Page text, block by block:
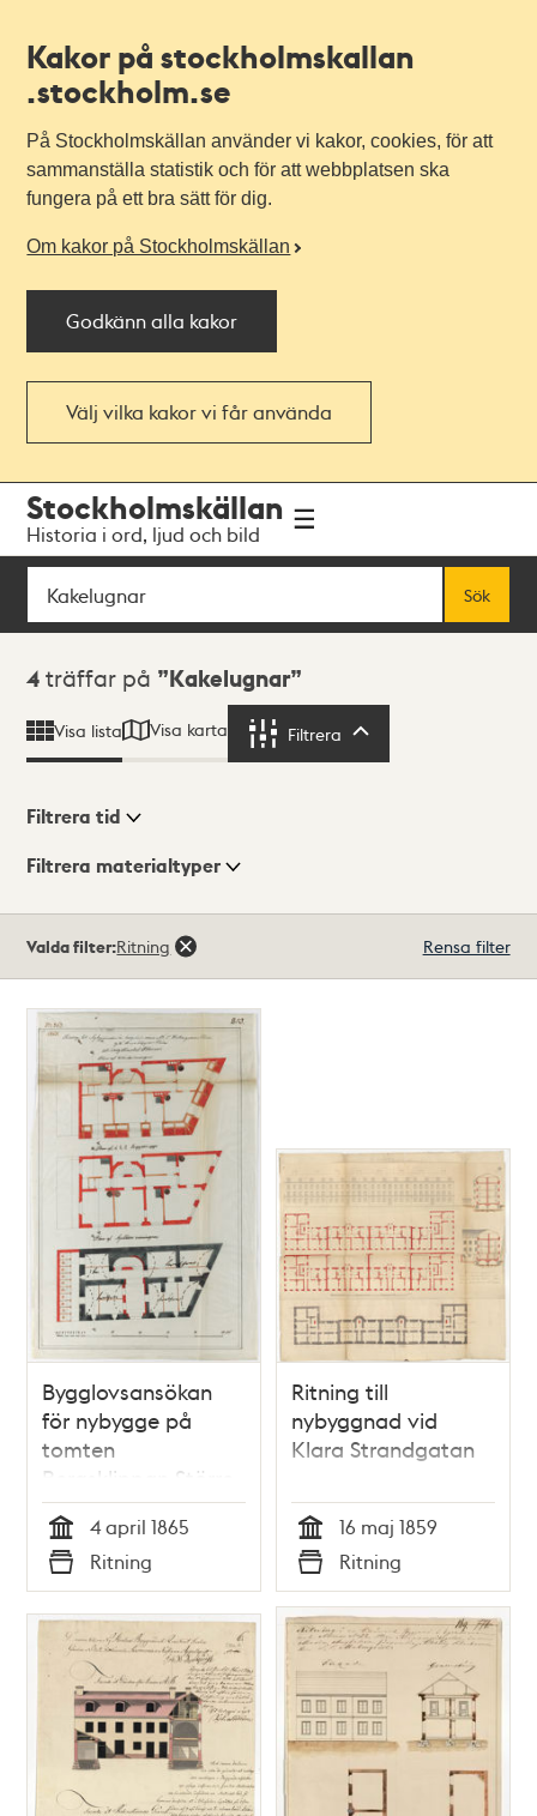
Kakor på stockholmskallan
.stockholm.se
På Stockholmskällan använder vi kakor, cookies, för att
sammanställa statistik och för att webbplatsen ska
fungera på ett bra sätt för dig.
Om kakor på Stockholmskällan
Godkänn alla kakor
Välj vilka kakor vi får använda
navigationen
huvudinnehållet
Stockholmskällan
Historia i ord, ljud och bild
Sök
Sök
Sökresultat
4 träffar på Kakelugnar
Visa lista Visa karta Filtrera
Visningsläge
Filtrera tid
Filtrera materialtyper
träffar
Valda filter:Ritning Rensa filter
Bygglovsansökan
för nybygge på
tomten
Bergsklippan Större
28
Tid
4 april 1865
Typ
Ritning
Ritning till
nybyggnad vid
Klara Strandgatan
Tid
16 maj 1859
Typ
Ritning